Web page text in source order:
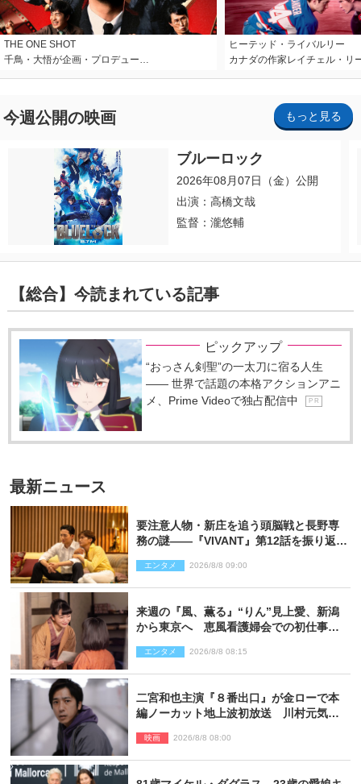
THE ONE SHOT
千鳥・大悟が企画・プロデュー…
ヒーテッド・ライバルリー
カナダの作家レイチェル・リ
今週公開の映画 もっと見る
ブルーロック
2026年08月07日（金）公開
出演：高橋文哉
監督：瀧悠輔
【総合】今読まれている記事
ピックアップ
“おっさん剣聖”の一太刀に宿る人生
―― 世界で話題の本格アクションアニ
メ、Prime Videoで独占配信中
P R
最新ニュース
要注意人物・新庄を追う頭脳戦と長野専
務の謎――『VIVANT』第12話を振り返
エンタメ 2026/8/8 09:00
来週の『風、薫る』“りん”見上愛、新潟
から東京へ 恵風看護婦会での初仕事に
エンタメ 2026/8/8 08:15
二宮和也主演『８番出口』が金ローで本
編ノーカット地上波初放送 川村元気監
映画 2026/8/8 08:00